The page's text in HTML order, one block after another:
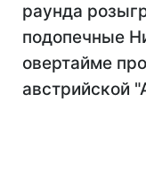
раунда
подопечные
овертайме
австрийской